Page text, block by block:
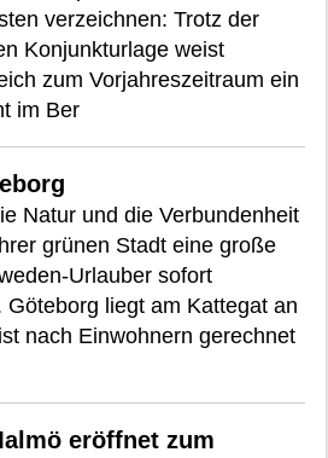
verzeichnen: Trotz der
Konjunkturlage weist
zum Vorjahreszeitraum ein
im Ber
Natur und die Verbundenheit
grünen Stadt eine große
Urlauber sofort
liegt am Kattegat an
nach Einwohnern gerechnet
eröffnet zum